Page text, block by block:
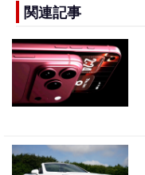
b
o
o
k
関連記事